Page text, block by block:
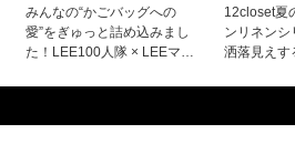
みんなの“かごバッグへの
愛”をぎゅっと詰め込みまし
た！LEE100人隊 × LEEマル
愛かごバッグ」誕生！
12closet夏
ンリネンシ
洒落見えす
ン」に夢中